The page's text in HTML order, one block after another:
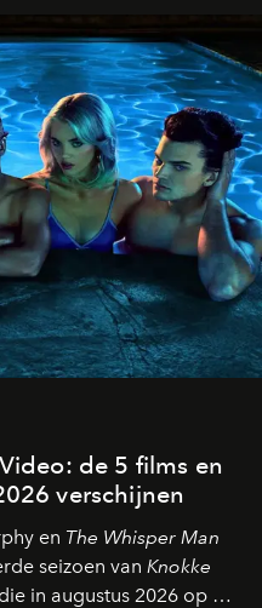
de 5 films en
verschijnen
en The Whisper Man
seizoen van Knokke
in augustus 2026 op de